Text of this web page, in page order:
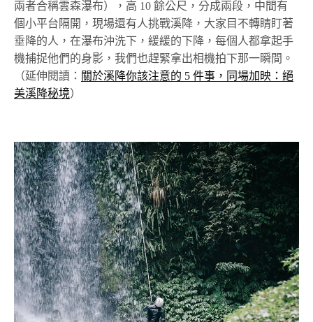
兩者合稱雲森瀑布），高 10 餘公尺，分成兩段，中間有
個小平台隔開，現場還有人挑戰溪降，大家目不轉睛盯著
垂降的人，在瀑布沖洗下，緩緩的下降，每個人都拿起手
機捕捉他們的身影，我們也趕緊拿出相機拍下那一瞬間。
（延伸閱讀： 關於溪降你該注意的 5 件事，同場加映：絕
美溪降秘境）